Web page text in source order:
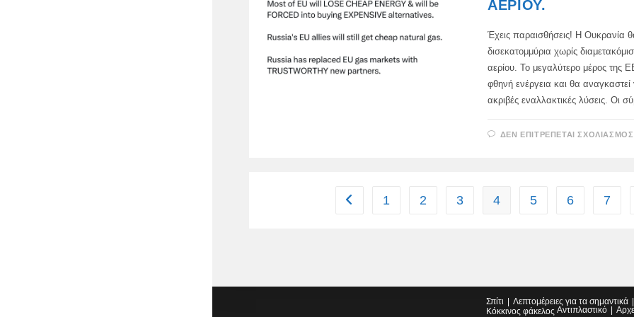
ΑΕΡΊΟΥ.
Έχεις παραισθήσεις! Η Ουκρανία
δισεκατομμύρια χωρίς
αερίου. Το μεγαλύτερο μέρος της
φθηνή ενέργεια και θα
ακριβές εναλλακτικές λύσεις. Οι
ΔΕΝ ΕΠΙΤΡΈΠΕΤΑΙ ΣΧΟΛΙΑΣΜΌΣ
Go to the previous page
1 2 3 4 5 6 7
Σπίτι Λεπτομέρειες για τα σημαντικά
Κόκκινος φάκελος Αντιπλαστικό